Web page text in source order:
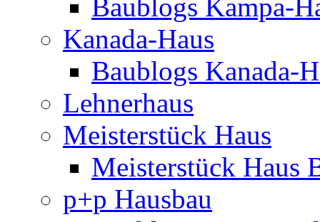
Baublogs Kampa-
Kanada-Haus
Baublogs Kanada-
Lehnerhaus
Meisterstück Haus
Meisterstück Haus
p+p Hausbau